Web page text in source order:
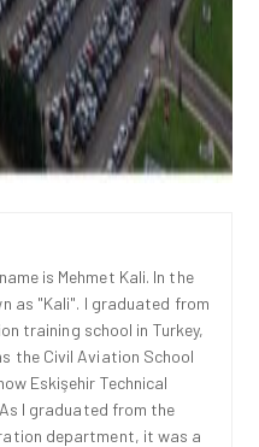
is Mehmet Kali. In the
as "Kali". I graduated from
training school in Turkey,
the Civil Aviation School
Eskişehir Technical
I graduated from the
department, it was a